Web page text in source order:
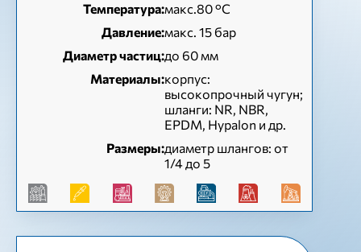
Температура:макс.80 °C
Давление:макс. 15 бар
Диаметр частиц:до 60 мм
Материалы:корпус:
высокопрочный чугун;
шланги: NR, NBR,
EPDM, Hypalon и др.
Размеры:диаметр шлангов: от
1/4 до 5